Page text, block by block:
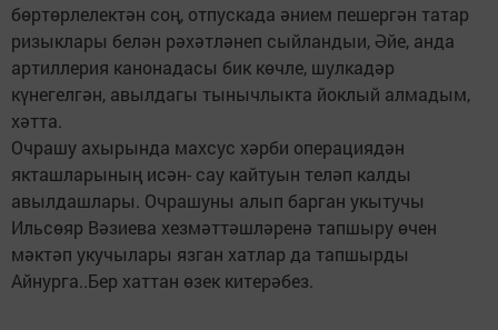
бөртөрлелектән соң, отпускада әнием пешергән татар
ризыклары белән рәхәтләнеп сыйландыи, Әйе, анда
артиллерия канонадасы бик көчле, шулкадәр
күнегелгән, авылдагы тынычлыкта йоклый алмадым,
хәтта.
Очрашу ахырында махсус хәрби операциядән
якташларының исән- сау кайтуын теләп калды
авылдашлары. Очрашуны алып барган укытучы
Ильсөяр Вәзиева хезмәттәшләренә тапшыру өчен
мәктәп укучылары язган хатлар да тапшырды
Айнурга..Бер хаттан өзек китерәбез.